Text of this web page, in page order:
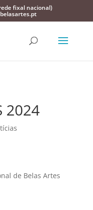
fixal nacional)
2024
de Belas Artes